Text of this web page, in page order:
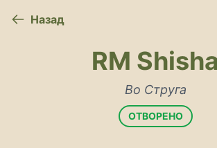
Назад
RM Shisha
Во Струга
ОТВОРЕНО